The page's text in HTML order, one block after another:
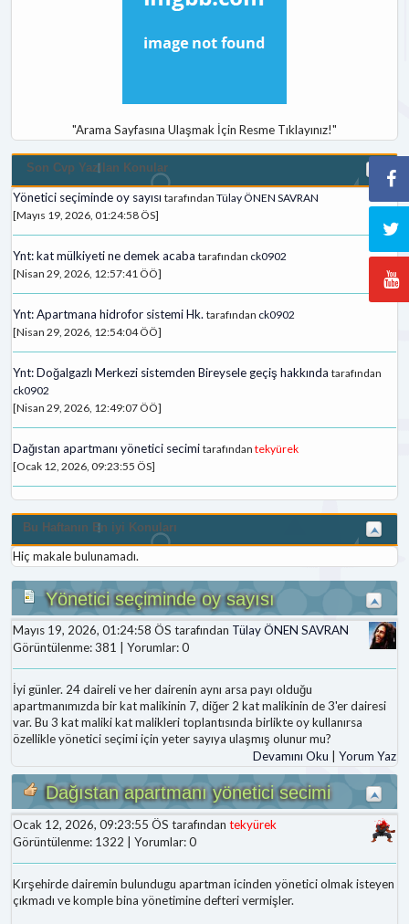
"Arama Sayfasına Ulaşmak İçin Resme Tıklayınız!"
Son Cvp Yazilan Konular
Yönetici seçiminde oy sayısı tarafından Tülay ÖNEN SAVRAN
[Mayıs 19, 2026, 01:24:58 ÖS]
Ynt: kat mülkiyeti ne demek acaba tarafından ck0902
[Nisan 29, 2026, 12:57:41 ÖÖ]
Ynt: Apartmana hidrofor sistemi Hk. tarafından ck0902
[Nisan 29, 2026, 12:54:04 ÖÖ]
Ynt: Doğalgazlı Merkezi sistemden Bireysele geçiş hakkında tarafından
ck0902
[Nisan 29, 2026, 12:49:07 ÖÖ]
Dağıstan apartmanı yönetici secimi tarafından tekyürek
[Ocak 12, 2026, 09:23:55 ÖS]
Bu Haftanın En iyi Konuları
Hiç makale bulunamadı.
Yönetici seçiminde oy sayısı
Mayıs 19, 2026, 01:24:58 ÖS tarafından Tülay ÖNEN SAVRAN
Görüntülenme: 381 | Yorumlar: 0
İyi günler. 24 daireli ve her dairenin aynı arsa payı olduğu
apartmanımızda bir kat malikinin 7, diğer 2 kat malikinin de 3'er dairesi
var. Bu 3 kat maliki kat malikleri toplantısında birlikte oy kullanırsa
özellikle yönetici seçimi için yeter sayıya ulaşmış olunur mu?
Devamını Oku
Yorum Yaz
Dağıstan apartmanı yönetici secimi
Ocak 12, 2026, 09:23:55 ÖS tarafından tekyürek
Görüntülenme: 1322 | Yorumlar: 0
Kırşehirde dairemin bulundugu apartman icinden yönetici olmak isteyen
çıkmadı ve komple bina yönetimine defteri vermişler.